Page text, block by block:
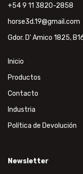
+54 9 11 3820-2858
horse3d.19@gmail.com
Gdor. D' Amico 1825,
Inicio
Productos
Contacto
Industria
Política de Devolución
Newsletter